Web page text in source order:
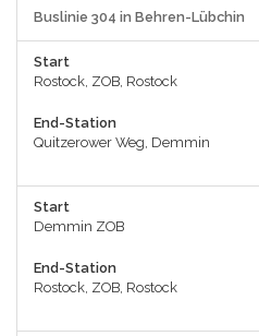
Buslinie 304 in Behren-Lübchin
Start
Rostock, ZOB, Rostock
End-Station
Quitzerower Weg, Demmin
Start
Demmin ZOB
End-Station
Rostock, ZOB, Rostock